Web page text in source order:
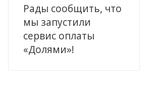
Рады сообщить, что
мы запустили
сервис оплаты
«Долями»!